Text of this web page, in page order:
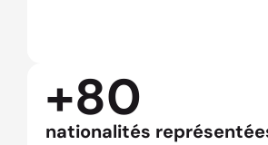
+80
nationalités